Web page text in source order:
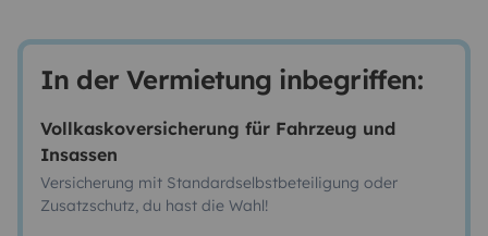
In der Vermietung inbegriffen:
Vollkaskoversicherung für Fahrzeug und
Insassen
Versicherung mit Standardselbstbeteiligung oder
Zusatzschutz, du hast die Wahl!